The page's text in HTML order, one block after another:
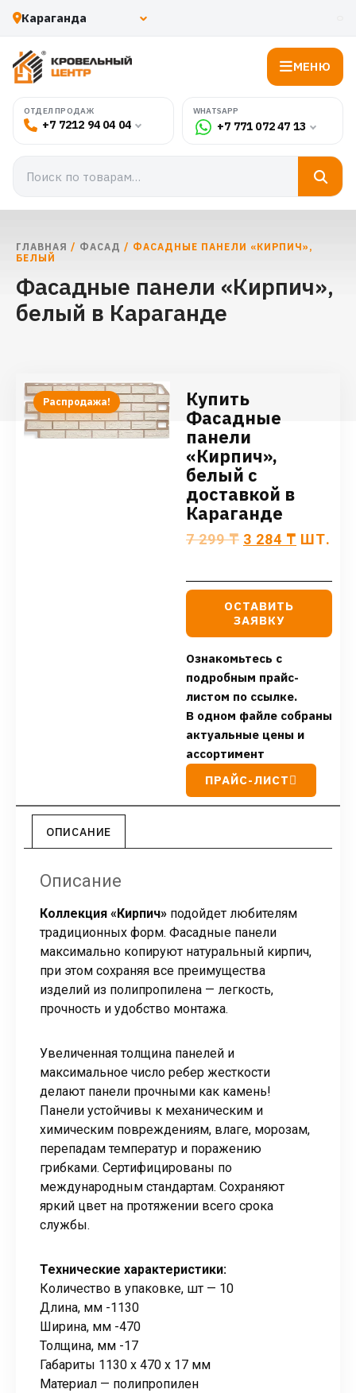
МЕНЮ
ОТДЕЛ ПРОДАЖ
+7 7212 94 04 04
WHATSAPP
+7 771 072 47 13
ГЛАВНАЯ / ФАСАД / ФАСАДНЫЕ ПАНЕЛИ «КИРПИЧ»,
БЕЛЫЙ
Фасадные панели «Кирпич»,
белый в Караганде
Распродажа!
Купить
Фасадные
панели
«Кирпич»,
белый с
доставкой в
Караганде
7 299₸ 3 284 ₸ ШТ.
ОСТАВИТЬ
ЗАЯВКУ
Ознакомьтесь с
подробным прайс-
листом по ссылке.
В одном файле собраны
актуальные цены и
ассортимент
ПРАЙС-ЛИСТ
ОПИСАНИЕ
Описание
Коллекция «Кирпич» подойдет любителям
традиционных форм. Фасадные панели
максимально копируют натуральный кирпич,
при этом сохраняя все преимущества
изделий из полипропилена — легкость,
прочность и удобство монтажа.
Увеличенная толщина панелей и
максимальное число ребер жесткости
делают панели прочными как камень!
Панели устойчивы к механическим и
химическим повреждениям, влаге, морозам,
перепадам температур и поражению
грибками. Сертифицированы по
международным стандартам. Сохраняют
яркий цвет на протяжении всего срока
службы.
Технические характеристики:
Количество в упаковке, шт — 10
Длина, мм -1130
Ширина, мм -470
Толщина, мм -17
Габариты 1130 x 470 x 17 мм
Материал — полипропилен